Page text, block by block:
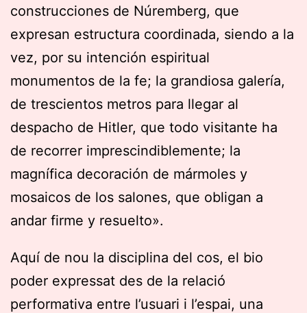
construcciones de Núremberg, que
expresan estructura coordinada, siendo a la
vez, por su intención espiritual
monumentos de la fe; la grandiosa galería,
de trescientos metros para llegar al
despacho de Hitler, que todo visitante ha
de recorrer imprescindiblemente; la
magnífica decoración de mármoles y
mosaicos de los salones, que obligan a
andar firme y resuelto».
Aquí de nou la disciplina del cos, el bio
poder expressat des de la relació
performativa entre l’usuari i l’espai, una